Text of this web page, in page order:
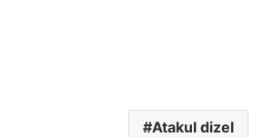
Atakul dizel